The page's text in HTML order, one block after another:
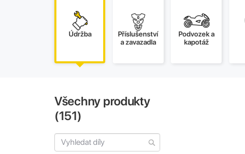
Údržba
Příslušenství
a zavazadla
Podvozek a
kapotáž
Všechny produkty
(151)